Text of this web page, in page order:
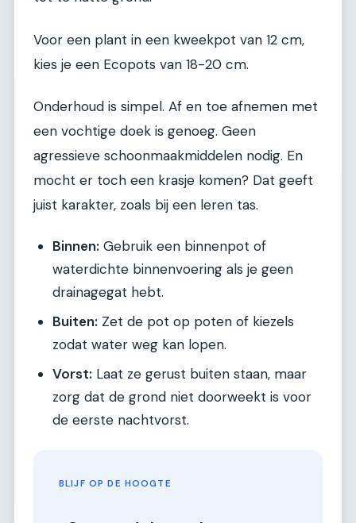
Voor een plant in een kweekpot van 12 cm,
kies je een Ecopots van 18-20 cm.
Onderhoud is simpel. Af en toe afnemen met
een vochtige doek is genoeg. Geen
agressieve schoonmaakmiddelen nodig. En
mocht er toch een krasje komen? Dat geeft
juist karakter, zoals bij een leren tas.
Binnen: Gebruik een binnenpot of
waterdichte binnenvoering als je geen
drainagegat hebt.
Buiten: Zet de pot op poten of kiezels
zodat water weg kan lopen.
Vorst: Laat ze gerust buiten staan, maar
zorg dat de grond niet doorweekt is voor
de eerste nachtvorst.
BLIJF OP DE HOOGTE